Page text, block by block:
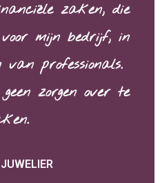
zaken, die
mijn bedrijf, in
van professionals.
zorgen over te